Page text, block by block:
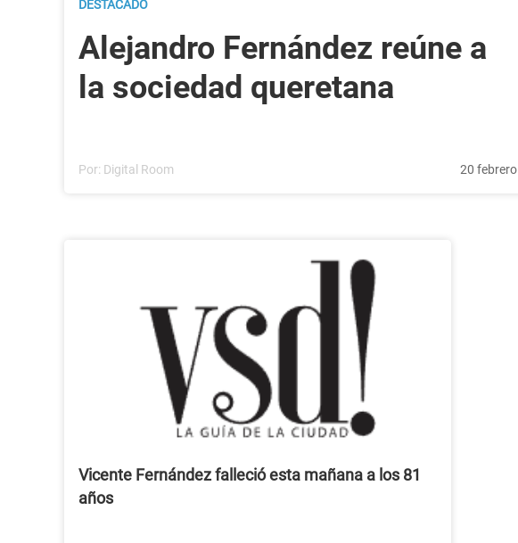
DESTACADO
Alejandro Fernández reúne a
la sociedad queretana
Por: Digital Room 20 febrero
Vicente Fernández falleció esta mañana a los 81
años